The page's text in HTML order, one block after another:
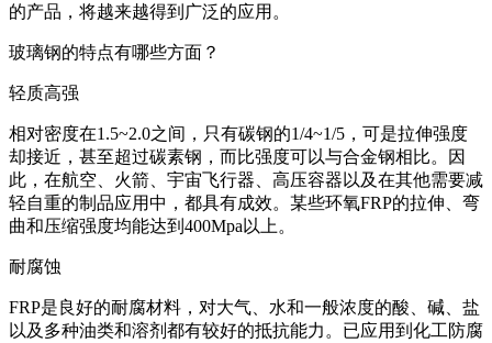
的产品，将越来越得到广泛的应用。
玻璃钢的特点有哪些方面？
轻质高强
相对密度在1.5~2.0之间，只有碳钢的1/4~1/5，可是拉伸强度
却接近，甚至超过碳素钢，而比强度可以与合金钢相比。因
此，在航空、火箭、宇宙飞行器、高压容器以及在其他需要减
轻自重的制品应用中，都具有成效。某些环氧FRP的拉伸、弯
曲和压缩强度均能达到400Mpa以上。
耐腐蚀
FRP是良好的耐腐材料，对大气、水和一般浓度的酸、碱、盐
以及多种油类和溶剂都有较好的抵抗能力。已应用到化工防腐